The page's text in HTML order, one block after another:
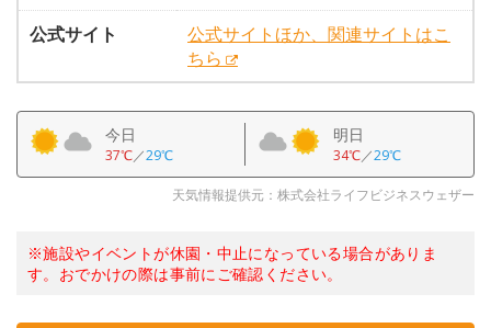
公式サイト
公式サイトほか、関連サイトはこ
ちら
今日
37℃／29℃
明日
34℃／29℃
天気情報提供元：株式会社ライフビジネスウェザー
※施設やイベントが休園・中止になっている場合がありま
す。おでかけの際は事前にご確認ください。